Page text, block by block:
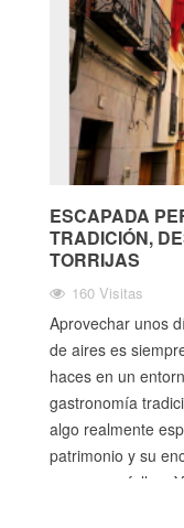
ESCAPADA
TRADICIÓN,
TORRIJAS
160 Visitas
Aprovechar unos
de aires es
haces en un
gastronomía
algo realmente
patrimonio y su
que nunca fallan.